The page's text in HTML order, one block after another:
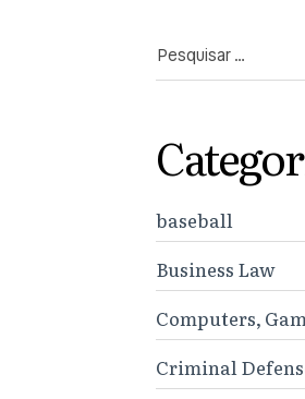
baseball
Business Law
Computers,
Criminal